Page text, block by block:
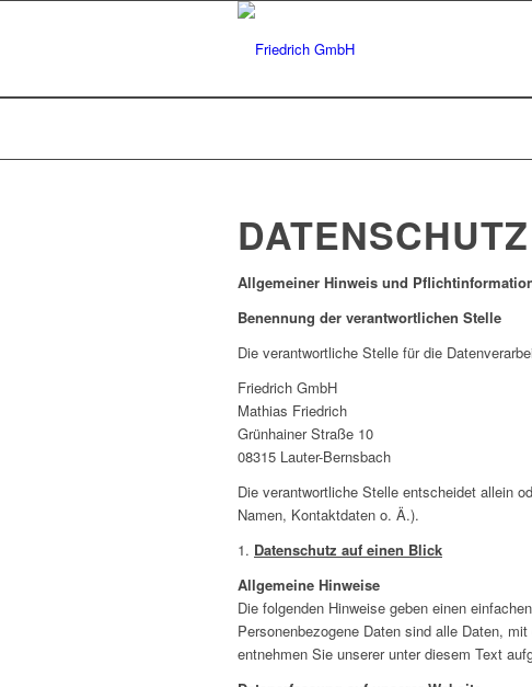
DATENSCHUTZ
Allgemeiner Hinweis und
Benennung der verantwortlichen Stelle
Die verantwortliche Stelle für die
Friedrich GmbH
Mathias Friedrich
Grünhainer Straße 10
08315 Lauter-Bernsbach
Die verantwortliche Stelle entscheidet allein
Namen, Kontaktdaten o. Ä.).
1. Datenschutz auf einen Blick
Allgemeine Hinweise
Die folgenden Hinweise geben einen
Personenbezogene Daten sind alle Daten,
entnehmen Sie unserer unter diesem Text